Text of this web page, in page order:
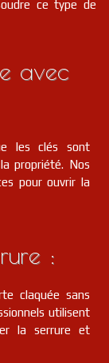
ce type de
avec
les clés sont
propriété. Nos
pour ouvrir la
:
claquée sans
utilisent
la serrure et